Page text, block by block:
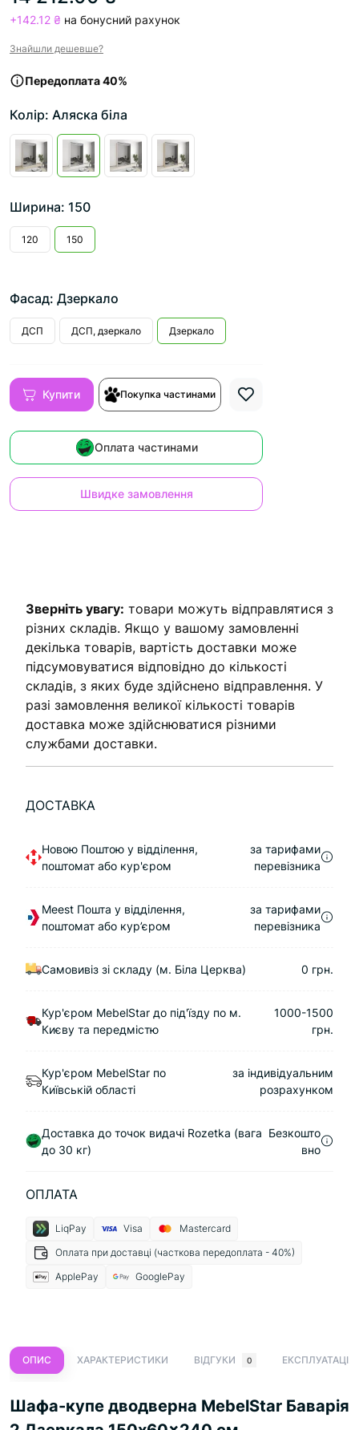
+142.12 ₴ на бонусний рахунок
Знайшли дешевше?
Передоплата 40%
Колір: Аляска біла
Ширина: 150
120 150
Фасад: Дзеркало
ДСП ДСП, дзеркало Дзеркало
Купити Покупка частинами
Оплата частинами
Швидке замовлення
Зверніть увагу: товари можуть відправлятися з
різних складів. Якщо у вашому замовленні
декілька товарів, вартість доставки може
підсумовуватися відповідно до кількості
складів, з яких буде здійснено відправлення. У
разі замовлення великої кількості товарів
доставка може здійснюватися різними
службами доставки.
ДОСТАВКА
Новою Поштою у відділення,
поштомат або кур'єром
за тарифами
перевізника
Meest Пошта у відділення,
поштомат або кур’єром
за тарифами
перевізника
Самовивіз зі складу (м. Біла Церква) 0 грн.
Кур'єром MebelStar до під'їзду по м.
Києву та передмістю
1000-1500
грн.
Кур'єром MebelStar по
Київській області
за індивідуальним
розрахунком
Доставка до точок видачі Rozetka (вага
до 30 кг)
Безкошто
вно
ОПЛАТА
LiqPay Visa
Mastercard
Оплата при доставці (часткова передоплата - 40%)
ApplePay
GooglePay
ОПИС ХАРАКТЕРИСТИКИ ВІДГУКИ 0 ЕКСПЛУАТАЦІЯ
Шафа-купе дводверна MebelStar Баварія